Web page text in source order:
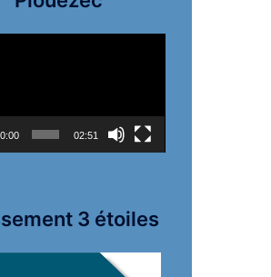
02:51
3 étoiles